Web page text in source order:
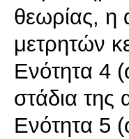
θεωρίας, η
μετρητών
Ενότητα 4
στάδια
Ενότητα 5